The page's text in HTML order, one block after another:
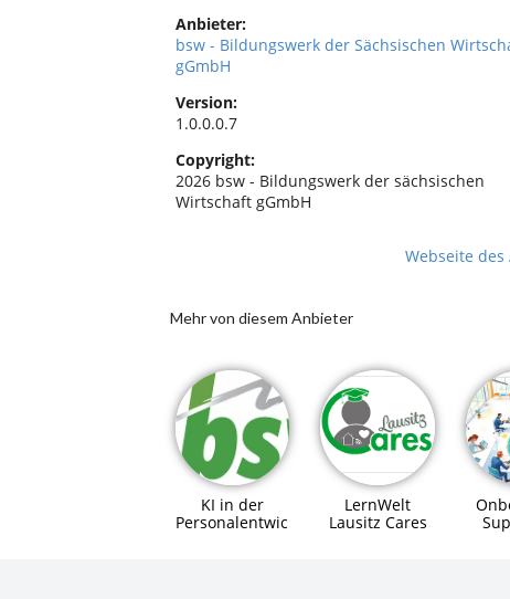
Anbieter:
bsw - Bildungswerk der Sächsischen
gGmbH
Version:
1.0.0.0.7
Copyright:
2026 bsw - Bildungswerk der sächsischen
Wirtschaft gGmbH
Webseite
Mehr von diesem Anbieter
KI in der
Personalentwicklung
LernWelt
Lausitz Cares